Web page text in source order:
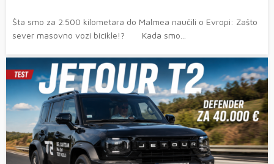
Šta smo za 2.500 kilometara do Malmea naučili o Evropi: Zašto
sever masovno vozi bicikle!? Kada smo...